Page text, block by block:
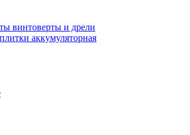
винтоверты и дрели
аккумуляторная